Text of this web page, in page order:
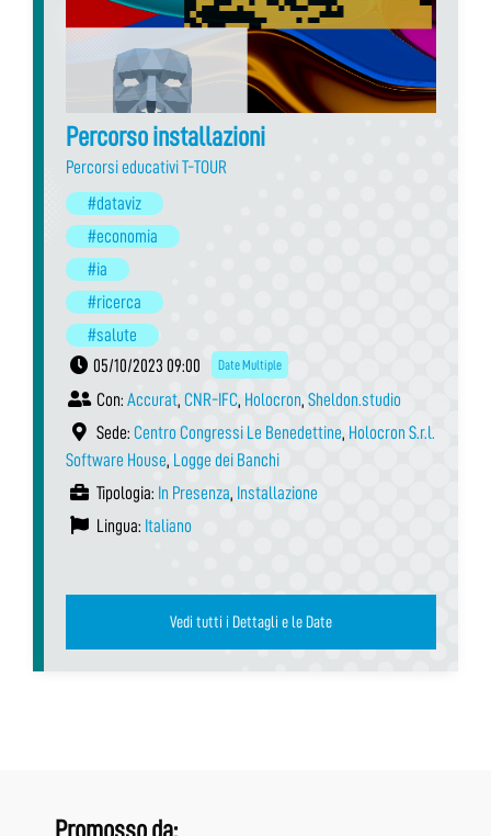
Percorso installazioni
Percorsi educativi T-TOUR
#dataviz
#economia
#ia
#ricerca
#salute
05/10/2023 09:00
Date Multiple
Con: Accurat, CNR-IFC, Holocron, Sheldon.studio
Sede: Centro Congressi Le Benedettine, Holocron S.r.l.
Software House, Logge dei Banchi
Tipologia: In Presenza, Installazione
Lingua: Italiano
Vedi tutti i Dettagli e le Date
Promosso da: